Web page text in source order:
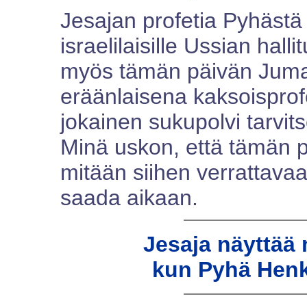
Jesajan profetia
israelilaisille Ussian
myös tämän päivän
eräänlaisena
jokainen sukupolvi
Minä uskon, että tämän
mitään siihen
saada aikaan.
Jesaja näyttää
kun Pyhä